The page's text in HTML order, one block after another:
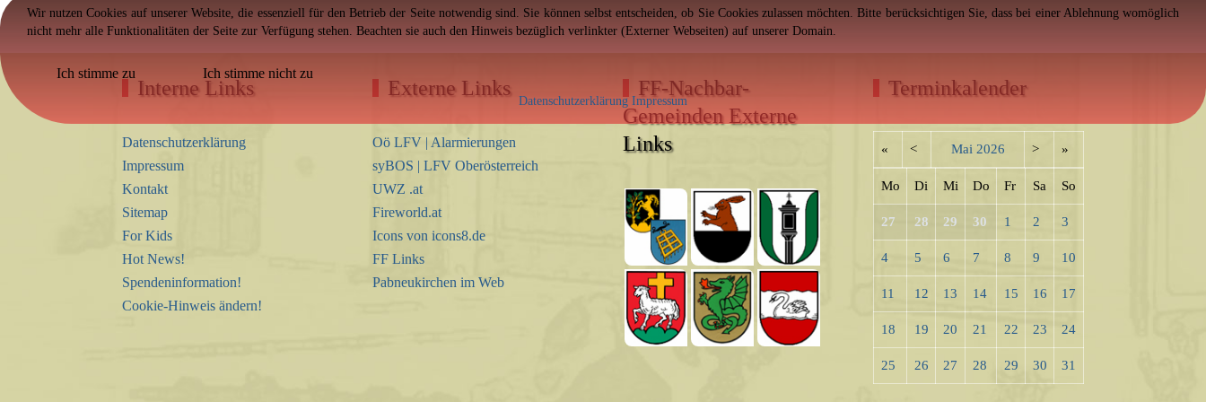
Interne Links
Datenschutzerklärung
Impressum
Kontakt
Sitemap
For Kids
Hot News!
Spendeninformation!
Cookie-Hinweis ändern!
Externe Links
Oö LFV | Alarmierungen
syBOS | LFV Oberösterreich
UWZ .at
Fireworld.at
Icons von icons8.de
FF Links
Pabneukirchen im Web
FF-Nachbar-
Gemeinden Externe
Links
Terminkalender
« < Mai 2026 > »
Mo Di Mi Do Fr Sa So
27 28 29 30 1 2 3
4 5 6 7 8 9 10
11 12 13 14 15 16 17
18 19 20 21 22 23 24
25 26 27 28 29 30 31
Wir nutzen Cookies auf unserer Website, die essenziell für den Betrieb der Seite notwendig sind. Sie können selbst entscheiden, ob Sie Cookies zulassen möchten. Bitte berücksichtigen Sie, dass bei einer Ablehnung womöglich
nicht mehr alle Funktionalitäten der Seite zur Verfügung stehen. Beachten sie auch den Hinweis bezüglich verlinkter (Externer Webseiten) auf unserer Domain.
Ich stimme zu Ich stimme nicht zu
Datenschutzerklärung Impressum